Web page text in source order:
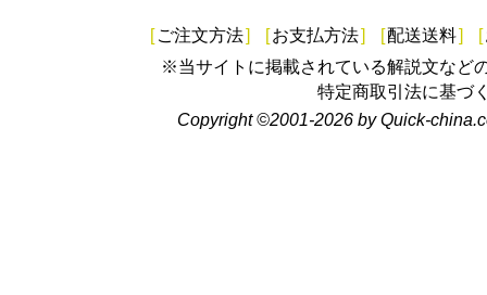
[ ご注文方法] [お支払方法] [配送送料] [
※当サイトに掲載されている解説文など
特定商取引法に基づ
Copyright ©2001-2026 by Quick-